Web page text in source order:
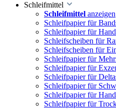
Schleifmittel
Schleifmittel anzeigen
Schleifpapier für
Schleifpapier für
Schleifscheiben für
Schleifscheiben für
Schleifpapier für
Schleifpapier für
Schleifpapier für
Schleifpapier für
Schleifpapier für
Schleifpapier für